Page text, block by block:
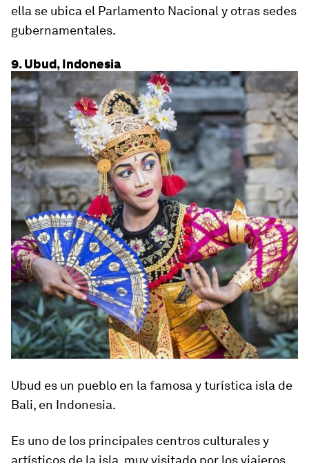
ella se ubica el Parlamento Nacional y otras sedes
gubernamentales.
9. Ubud, Indonesia
Ubud es un pueblo en la famosa y turística isla de
Bali, en Indonesia.
Es uno de los principales centros culturales y